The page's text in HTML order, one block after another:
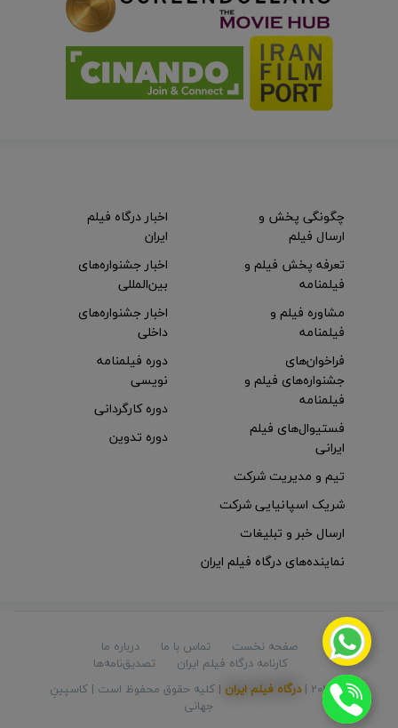
چگونگی پخش و
ارسال فیلم
تعرفه پخش فیلم و
فیلمنامه
مشاوره فیلم و
فیلمنامه
اخبار درگاه فیلم
ایران
اخبار جشنواره‌های
بین‌المللی
اخبار جشنواره‌های
داخلی
فراخوان‌های
جشنواره‌های فیلم و
فیلمنامه
فستیوال‌های فیلم
ایرانی
دوره فیلمنامه
نویسی
دوره کارگردانی
دوره تدوین
تیم و مدیریت شرکت
شریک اسپانیایی شرکت
ارسال خبر و تبلیغات
نماینده‌های درگاه فیلم ایران
صفحه نخست تماس با ما
درباره ما
کارنامه درگاه فیلم ایران
تصدیق‌نامه‌ها
© 2026 |
درگاه فیلم ایران | کلیه حقوق محفوظ است | کاسپینِ
جهانی